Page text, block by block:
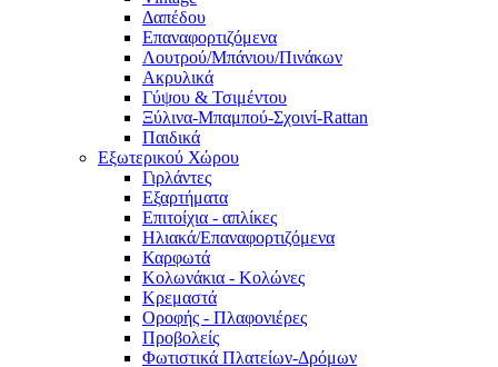
Δαπέδου
Επαναφορτιζόμενα
Λουτρού/Μπάνιου/Πινάκων
Ακρυλικά
Γύψου & Τσιμέντου
Ξύλινα-Μπαμπού-Σχοινί-Rattan
Παιδικά
Εξωτερικού Χώρου
Γιρλάντες
Εξαρτήματα
Επιτοίχια - απλίκες
Ηλιακά/Επαναφορτιζόμενα
Καρφωτά
Κολωνάκια - Κολώνες
Κρεμαστά
Οροφής - Πλαφονιέρες
Προβολείς
Φωτιστικά Πλατείων-Δρόμων